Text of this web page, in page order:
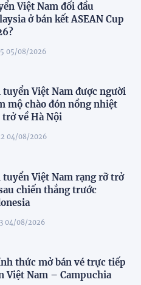
Việt Nam đối đầu
ở bán kết ASEAN Cup
05/08/2026
tuyển Việt Nam được người
mộ chào đón nồng nhiệt
về Hà Nội
04/08/2026
tuyển Việt Nam rạng rỡ trở
chiến thắng trước
04/08/2026
thức mở bán vé trực tiếp
Việt Nam – Campuchia